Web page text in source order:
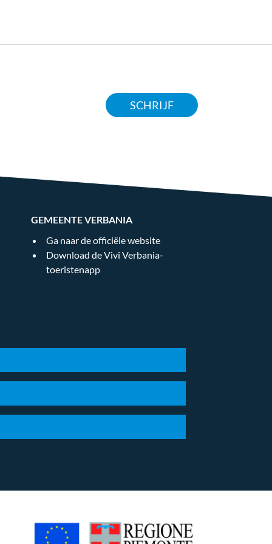
SCHRIJF
GEMEENTE VERBANIA
Ga naar de officiële website
Download de Vivi Verbania-
toeristenapp